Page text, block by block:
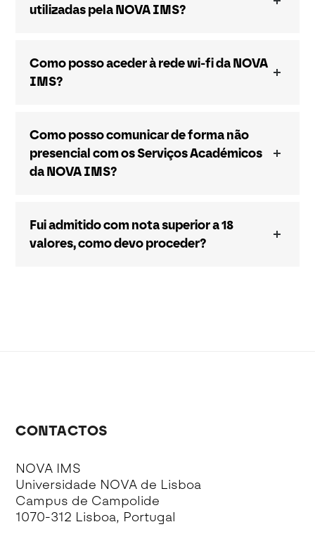
utilizadas pela NOVA IMS?
Como posso aceder à rede wi-fi da NOVA
IMS?
Como posso comunicar de forma não
presencial com os Serviços Académicos
da NOVA IMS?
Fui admitido com nota superior a 18
valores, como devo proceder?
CONTACTOS
NOVA IMS
Universidade NOVA de Lisboa
Campus de Campolide
1070-312 Lisboa, Portugal